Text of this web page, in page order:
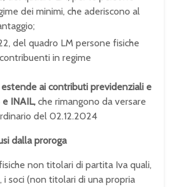
dei minimi, che aderiscono al
del quadro LM persone fisiche
in regime
ai contributi previdenziali e
INAIL, che rimangono da versare
del 02.12.2024
dalla proroga
non titolari di partita Iva quali,
i soci (non titolari di una propria